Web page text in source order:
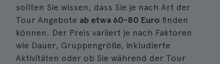
sollten Sie wissen, dass Sie je nach Art der
Tour Angebote ab etwa 60-80 Euro finden
können. Der Preis variiert je nach Faktoren
wie Dauer, Gruppengröße, inkludierte
Aktivitäten oder ob Sie während der Tour